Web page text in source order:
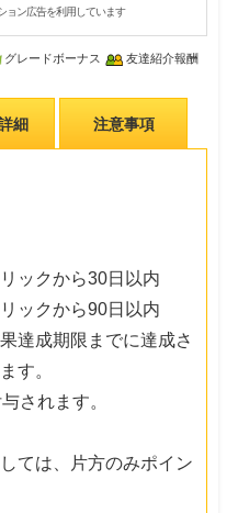
ョン広告を利用しています
グレードボーナス 友達紹介報酬
細 注意事項
クから30日以内
ックから90日以内
達成期限までに達成さ
す。
されます。
ては、片方のみポイン